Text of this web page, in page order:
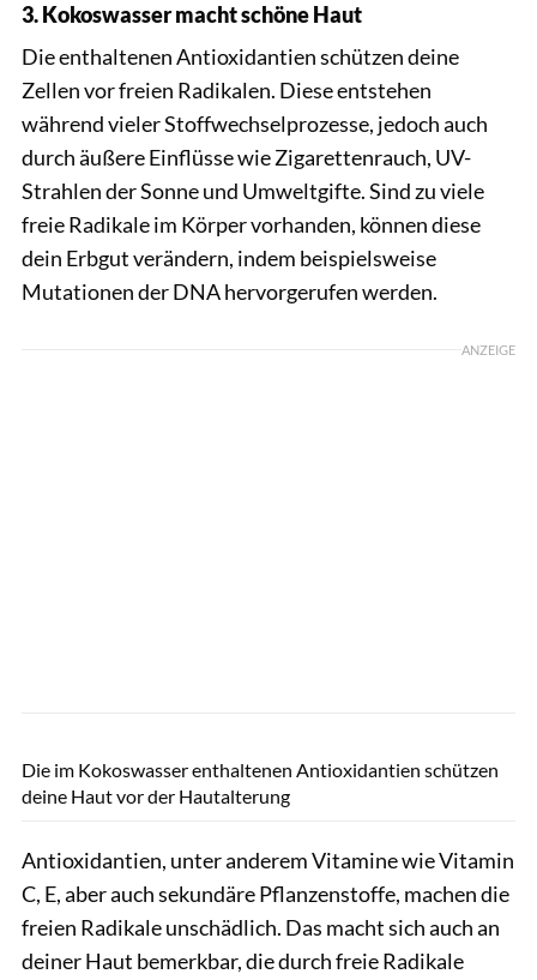
3. Kokoswasser macht schöne Haut
Die enthaltenen Antioxidantien schützen deine
Zellen vor freien Radikalen. Diese entstehen
während vieler Stoffwechselprozesse, jedoch auch
durch äußere Einflüsse wie Zigarettenrauch, UV-
Strahlen der Sonne und Umweltgifte. Sind zu viele
freie Radikale im Körper vorhanden, können diese
dein Erbgut verändern, indem beispielsweise
Mutationen der DNA hervorgerufen werden.
ANZEIGE
Die im Kokoswasser enthaltenen Antioxidantien schützen
deine Haut vor der Hautalterung
Antioxidantien, unter anderem Vitamine wie Vitamin
C, E, aber auch sekundäre Pflanzenstoffe, machen die
freien Radikale unschädlich. Das macht sich auch an
deiner Haut bemerkbar, die durch freie Radikale